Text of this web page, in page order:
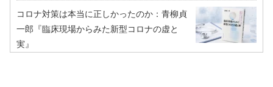
コロナ対策は本当に正しかったのか：青柳貞
一郎『臨床現場からみた新型コロナの虚と
実』